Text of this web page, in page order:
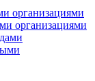
организациями
организациями